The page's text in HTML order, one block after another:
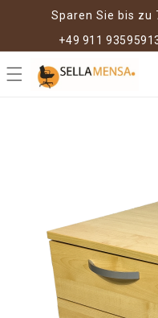
Sparen Sie bis zu
+49 911